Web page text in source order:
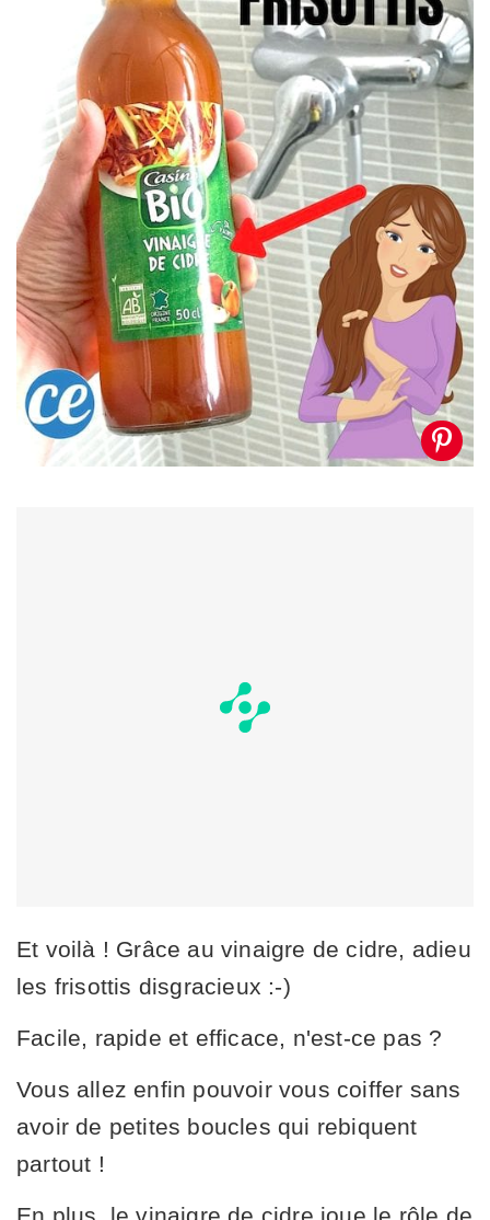
Et voilà ! Grâce au vinaigre de cidre, adieu
les frisottis disgracieux :-)
Facile, rapide et efficace, n'est-ce pas ?
Vous allez enfin pouvoir vous coiffer sans
avoir de petites boucles qui rebiquent
partout !
En plus, le vinaigre de cidre joue le rôle de